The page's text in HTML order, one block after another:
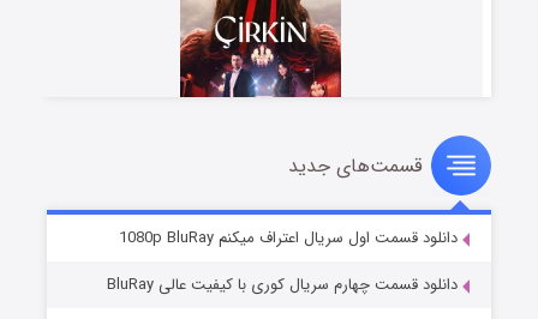
سریال زشت
قسمت۲ (زیرنویس) منتشر شد
قسمت‌های جدید
دانلود قسمت اول سریال اعتراف میکنم 1080p BluRay
دانلود قسمت چهارم سریال کوری با کیفیت عالی BluRay